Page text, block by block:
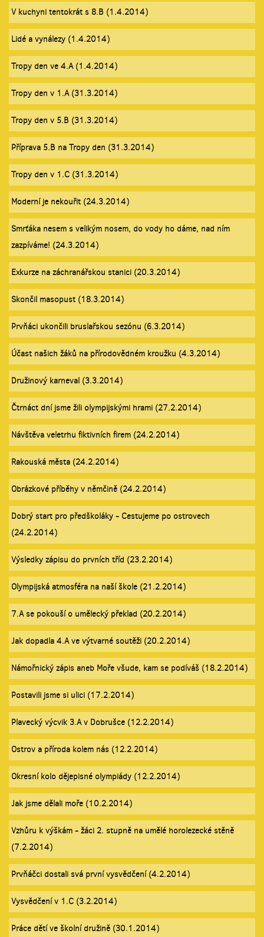
V kuchyni tentokrát s 8.B (1.4.2014)
Lidé a vynálezy (1.4.2014)
Tropy den ve 4.A (1.4.2014)
Tropy den v 1.A (31.3.2014)
Tropy den v 5.B (31.3.2014)
Příprava 5.B na Tropy den (31.3.2014)
Tropy den v 1.C (31.3.2014)
Moderní je nekouřit (24.3.2014)
Smrťáka nesem s velikým nosem, do vody ho dáme, nad ním
zazpíváme! (24.3.2014)
Exkurze na záchranářskou stanici (20.3.2014)
Skončil masopust (18.3.2014)
Prvňáci ukončili bruslařskou sezónu (6.3.2014)
Účast našich žáků na přírodovědném kroužku (4.3.2014)
Družinový karneval (3.3.2014)
Čtrnáct dní jsme žili olympijskými hrami (27.2.2014)
Návštěva veletrhu fiktivních firem (24.2.2014)
Rakouská města (24.2.2014)
Obrázkové příběhy v němčině (24.2.2014)
Dobrý start pro předškoláky - Cestujeme po ostrovech
(24.2.2014)
Výsledky zápisu do prvních tříd (23.2.2014)
Olympijská atmosféra na naší škole (21.2.2014)
7.A se pokouší o umělecký překlad (20.2.2014)
Jak dopadla 4.A ve výtvarné soutěži (20.2.2014)
Námořnický zápis aneb Moře všude, kam se podíváš (18.2.2014)
Postavili jsme si ulici (17.2.2014)
Plavecký výcvik 3.A v Dobrušce (12.2.2014)
Ostrov a příroda kolem nás (12.2.2014)
Okresní kolo dějepisné olympiády (12.2.2014)
Jak jsme dělali moře (10.2.2014)
Vzhůru k výškám - žáci 2. stupně na umělé horolezecké stěně
(7.2.2014)
Prvňáčci dostali svá první vysvědčení (4.2.2014)
Vysvědčení v 1.C (3.2.2014)
Práce dětí ve školní družině (30.1.2014)